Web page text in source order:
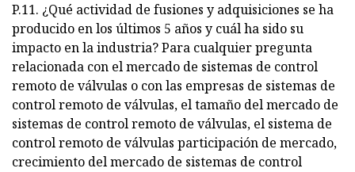
P.11. ¿Qué actividad de fusiones y adquisiciones se ha
producido en los últimos 5 años y cuál ha sido su
impacto en la industria? Para cualquier pregunta
relacionada con el mercado de sistemas de control
remoto de válvulas o con las empresas de sistemas de
control remoto de válvulas, el tamaño del mercado de
sistemas de control remoto de válvulas, el sistema de
control remoto de válvulas participación de mercado,
crecimiento del mercado de sistemas de control